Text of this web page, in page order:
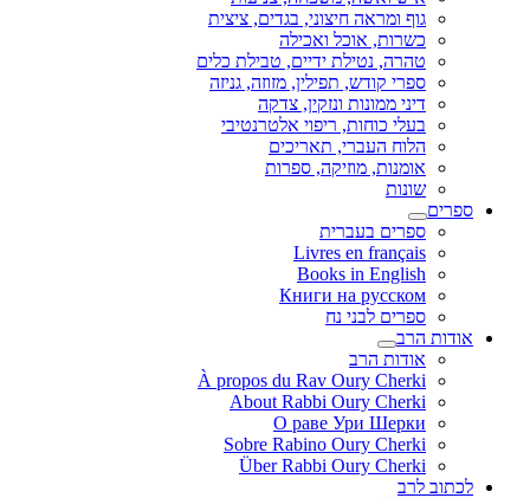
גוף ומראה חיצוני, בגדים, ציצית
כשרות, אוכל ואכילה
טהרה, נטילת ידיים, טבילת כלים
ספרי קודש, תפילין, מזוזה, גניזה
דיני ממונות ונזקין, צדקה
בעלי כוחות, ריפוי אלטרנטיבי
הלוח העברי, תאריכים
אומנות, מוזיקה, ספרות
שונות
ספרים
ספרים בעברית
Livres en français
Books in English
Книги на русском
ספרים לבני נח
אודות הרב
אודות הרב
À propos du Rav Oury Cherki
About Rabbi Oury Cherki
О раве Ури Шерки
Sobre Rabino Oury Cherki
Über Rabbi Oury Cherki
לכתוב לרב